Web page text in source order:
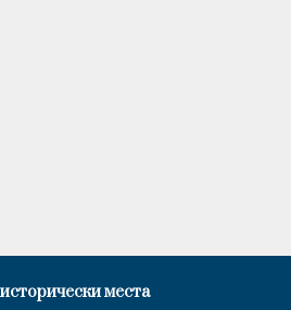
места